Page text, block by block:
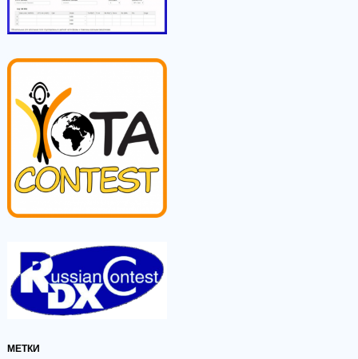
МЕТКИ